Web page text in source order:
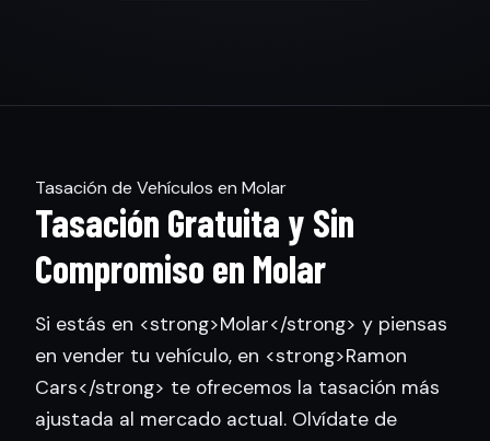
Tasación de Vehículos en Molar
Tasación Gratuita y Sin
Compromiso en Molar
Si estás en <strong>Molar</strong> y piensas
en vender tu vehículo, en <strong>Ramon
Cars</strong> te ofrecemos la tasación más
ajustada al mercado actual. Olvídate de